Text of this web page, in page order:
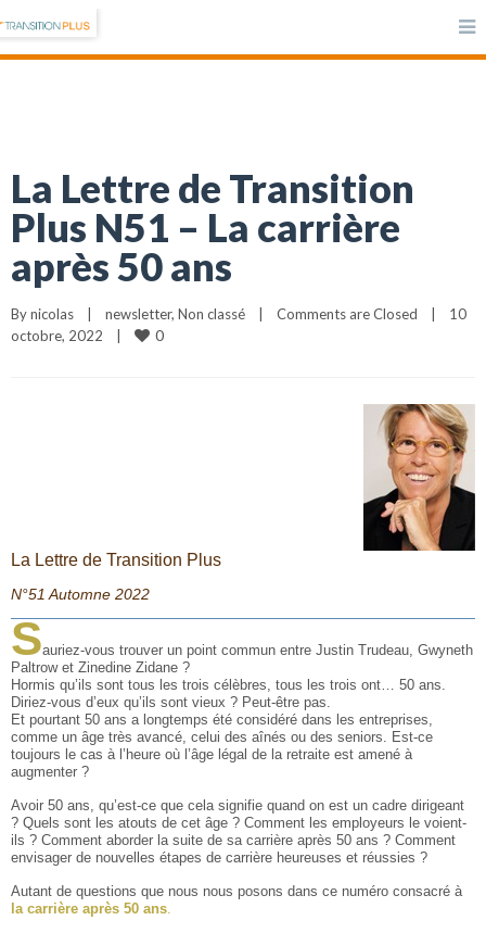
La Lettre de Transition
Plus N51 – La carrière
après 50 ans
By nicolas newsletter, Non classé Comments are Closed
10
octobre, 2022
0
La Lettre de Transition Plus
N°51 Automne 2022
Sauriez-vous trouver un point commun entre Justin Trudeau, Gwyneth
Paltrow et Zinedine Zidane ?
Hormis qu’ils sont tous les trois célèbres, tous les trois ont… 50 ans.
Diriez-vous d’eux qu’ils sont vieux ? Peut-être pas.
Et pourtant 50 ans a longtemps été considéré dans les entreprises,
comme un âge très avancé, celui des aînés ou des seniors. Est-ce
toujours le cas à l’heure où l’âge légal de la retraite est amené à
augmenter ?
Avoir 50 ans, qu’est-ce que cela signifie quand on est un cadre dirigeant
? Quels sont les atouts de cet âge ? Comment les employeurs le voient-
ils ? Comment aborder la suite de sa carrière après 50 ans ? Comment
envisager de nouvelles étapes de carrière heureuses et réussies ?
Autant de questions que nous nous posons dans ce numéro consacré à
la carrière après 50 ans.